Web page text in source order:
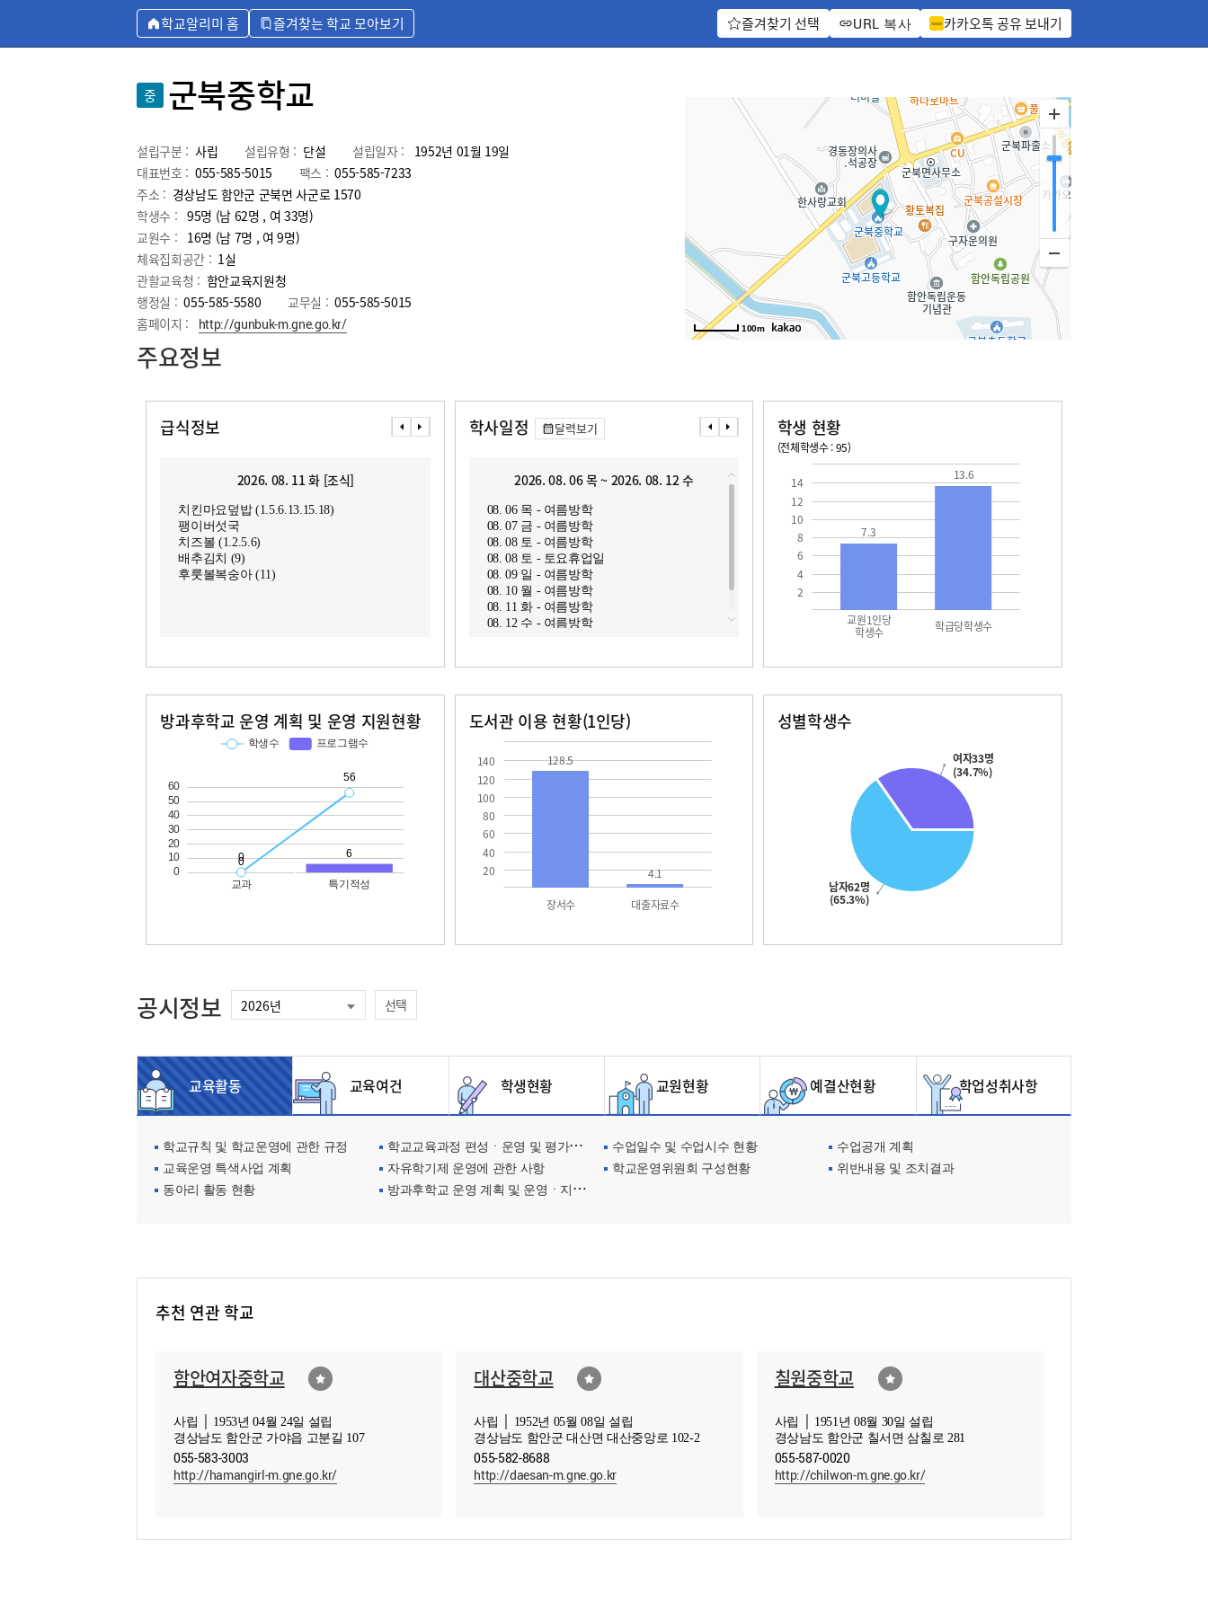
학교알리미 홈 즐겨찾는 학교 모아보기 즐겨찾기 선택 URL 복사 카카오톡 공유 보내기
중 군북중학교
설립구분 : 사립 설립유형 : 단설 설립일자 :
1952년 01월 19일
대표번호 : 055-585-5015 팩스 : 055-585-7233
주소 : 경상남도 함안군 군북면 사군로 1570
학생수 : 95명 (남 62명 , 여 33명)
교원수 : 16명 (남 7명 , 여9명)
체육집회공간 : 1실
관할교육청 : 함안교육지원청
행정실 : 055-585-5580 교무실 : 055-585-5015
홈페이지 :
http://gunbuk-m.gne.go.kr/ 100m
주요정보
급식정보
2026. 08. 11 화 [조식]
치킨마요덮밥 (1.5.6.13.15.18)
팽이버섯국
치즈볼 (1.2.5.6)
배추김치 (9)
후룻볼복숭아 (11)
학사일정 달력보기
2026. 08. 06 목 ~ 2026. 08. 12 수
08. 06 목 - 여름방학
08. 07 금 - 여름방학
08. 08 토 - 여름방학
08. 08 토 - 토요휴업일
08. 09 일 - 여름방학
08. 10 월 - 여름방학
08. 11 화 - 여름방학
08. 12 수 - 여름방학
2026. 08. 13 목 ~ 2026. 08. 19 수
08. 14 금 - 여름방학
08. 15 토 - 여름방학
08. 15 토 - 토요휴업일
08. 16 일 - 여름방학
08. 17 월 - 여름방학
08. 17 월 - 대체공휴일
학생 현황
(전체학생수 : 95)
2
4
6
8
10
12
14
교원1인당
학생수 학급당학생수
7.3
13.6
방과후학교 운영 계획 및 운영 지원현황 도서관 이용 현황(1인당)
20
40
60
80
100
120
140
장서수 대출자료수
128.5
4.1
성별학생수
남자62명
(65.3%)
여자33명
(34.7%)
공시정보 선택
교육활동 교육여건 학생현황 교원현황 예결산현황 학업성취사항
학교규칙 및 학교운영에 관한 규정 학교교육과정 편성ㆍ운영 및 평가에 관한 사항 수업일수 및 수업시수 현황
수업공개 계획
교육운영 특색사업 계획
자유학기제 운영에 관한 사항 학교운영위원회 구성현황
위반내용 및 조치결과
동아리 활동 현황
방과후학교 운영 계획 및 운영ㆍ지원현황
추천 연관 학교
함안여자중학교
사립 │ 1953년 04월 24일 설립
경상남도 함안군 가야읍 고분길 107
055-583-3003
http://hamangirl-m.gne.go.kr/
대산중학교
사립 │ 1952년 05월 08일 설립
경상남도 함안군 대산면 대산중앙로 102-2
055-582-8688
http://daesan-m.gne.go.kr
칠원중학교
사립 │ 1951년 08월 30일 설립
경상남도 함안군 칠서면 삼칠로 281
055-587-0020
http://chilwon-m.gne.go.kr/